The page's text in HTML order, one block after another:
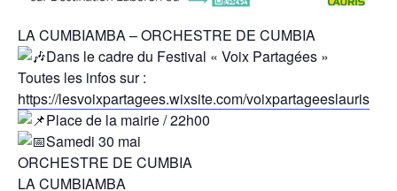
LA CUMBIAMBA – ORCHESTRE DE CUMBIA
Dans le cadre du Festival « Voix Partagées »
Toutes les infos sur :
https://lesvoixpartagees.wixsite.com/voixpartageeslauris
Place de la mairie / 22h00
Samedi 30 mai
ORCHESTRE DE CUMBIA
LA CUMBIAMBA